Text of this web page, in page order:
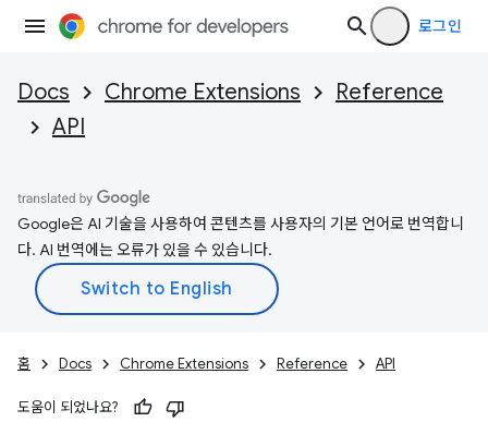
로그인
Docs Chrome Extensions
Reference
API
Google은 AI 기술을 사용하여 콘텐츠를 사용자의 기본 언어로 번역합니
다. AI 번역에는 오류가 있을 수 있습니다.
홈 Docs Chrome Extensions Reference API
도움이 되었나요?